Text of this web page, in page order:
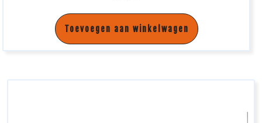
Toevoegen aan winkelwagen